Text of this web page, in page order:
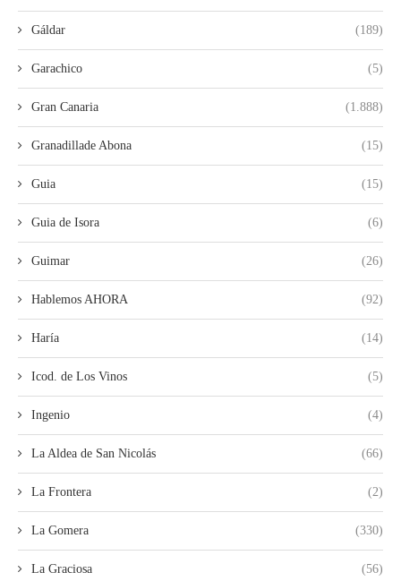
Gáldar (189)
Garachico (5)
Gran Canaria (1.888)
Granadillade Abona (15)
Guia (15)
Guia de Isora (6)
Guimar (26)
Hablemos AHORA (92)
Haría (14)
Icod. de Los Vinos (5)
Ingenio (4)
La Aldea de San Nicolás (66)
La Frontera (2)
La Gomera (330)
La Graciosa (56)